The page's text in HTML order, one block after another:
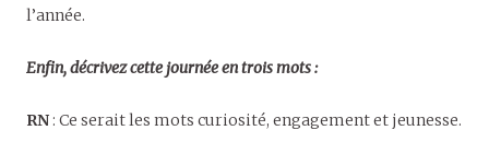
l’année.
Enfin, décrivez cette journée en trois mots :
RN: Ce serait les mots curiosité, engagement et jeunesse.